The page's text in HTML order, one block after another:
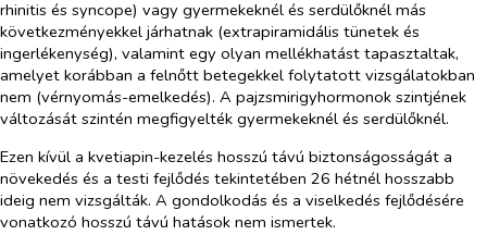
rhinitis és syncope) vagy gyermekeknél és serdülőknél más
következményekkel járhatnak (extrapiramidális tünetek és
ingerlékenység), valamint egy olyan mellékhatást tapasztaltak,
amelyet korábban a felnőtt betegekkel folytatott vizsgálatokban
nem (vérnyomás-emelkedés). A pajzsmirigyhormonok szintjének
változását szintén megfigyelték gyermekeknél és serdülőknél.
Ezen kívül a kvetiapin-kezelés hosszú távú biztonságosságát a
növekedés és a testi fejlődés tekintetében 26 hétnél hosszabb
ideig nem vizsgálták. A gondolkodás és a viselkedés fejlődésére
vonatkozó hosszú távú hatások nem ismertek.